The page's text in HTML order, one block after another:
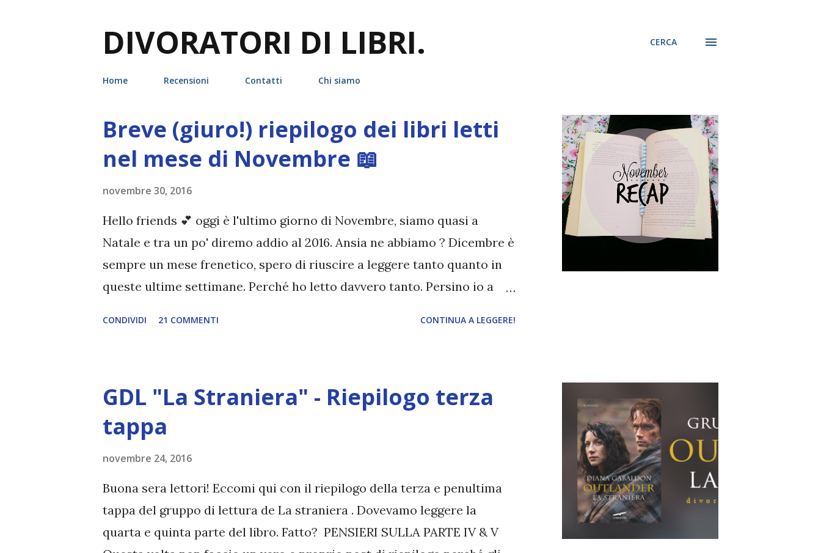
DIVORATORI DI LIBRI. CERCA
Home Recensioni Contatti Chi siamo
Breve (giuro!) riepilogo dei libri letti
nel mese di Novembre 📖
novembre 30, 2016
Hello friends 💕 oggi è l'ultimo giorno di Novembre, siamo quasi a
Natale e tra un po' diremo addio al 2016. Ansia ne abbiamo ? Dicembre è
sempre un mese frenetico, spero di riuscire a leggere tanto quanto in
queste ultime settimane. Perché ho letto davvero tanto. Persino io a
prestato la sua copia qualche giorno fa, non ho resistito e l'ho letto nel
giro di due giorni (ma si legge anche in uno!). Non capisco tutte queste
recensioni negative, perché io l'ho trovato molto carino. Certo, alcune
falle nella storia ci sono (ve ne parlerò prossimamente in una
recensione), ma tutto sommato non è così terribile. E poi, dai, Scorpius !
Non riesco a capire come possa essere figlio d...
CONDIVIDI 21 COMMENTI CONTINUA A LEGGERE!
GDL "La Straniera" - Riepilogo terza
tappa
novembre 24, 2016
Buona sera lettori! Eccomi qui con il riepilogo della terza e penultima
tappa del gruppo di lettura de La straniera . Dovevamo leggere la
quarta e quinta parte del libro. Fatto? PENSIERI SULLA PARTE IV & V